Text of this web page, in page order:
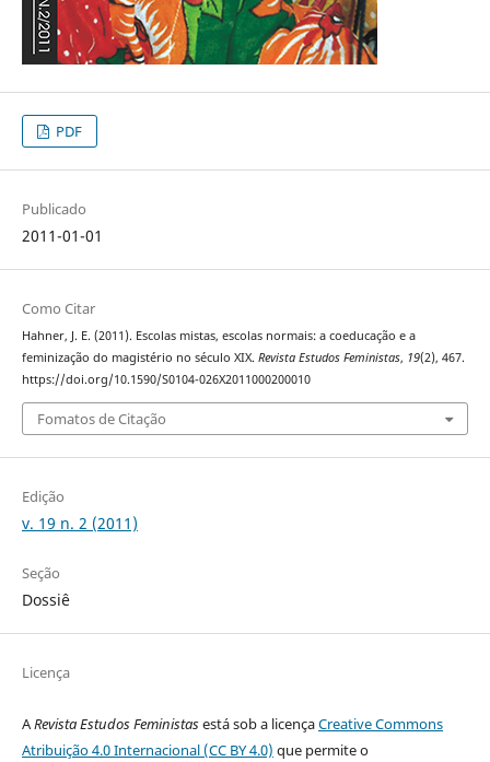
PDF
Publicado
2011-01-01
Como Citar
Hahner, J. E. (2011). Escolas mistas, escolas normais: a coeducação e a
feminização do magistério no século XIX. Revista Estudos Feministas, 19(2), 467.
https://doi.org/10.1590/S0104-026X2011000200010
Fomatos de Citação
Edição
v. 19 n. 2 (2011)
Seção
Dossiê
Licença
ARevista Estudos Feministasestá sob a licençaCreative Commons
Atribuição 4.0 Internacional (CC BY 4.0) que permite o